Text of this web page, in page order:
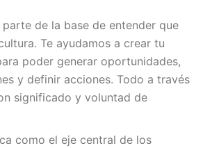
de la base de entender que
Te ayudamos a crear tu
poder generar oportunidades,
y definir acciones. Todo a través
significado y voluntad de
como el eje central de los